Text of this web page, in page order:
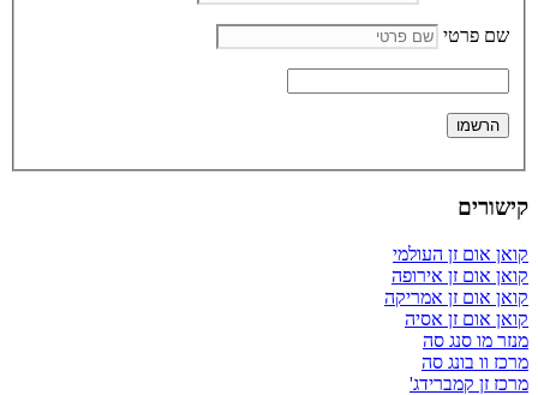
שם פרטי
קישורים
קואן אום זן העולמי
קואן אום זן אירופה
קואן אום זן אמריקה
קואן אום זן אסיה
מנזר מו סנג סה
מרכז וו בונג סה
מרכז זן קמברידג'